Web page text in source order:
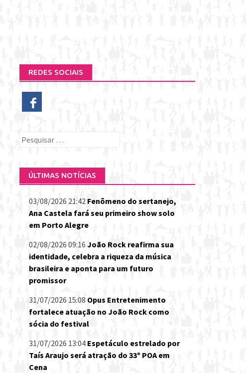
REDES SOCIAIS
Pesquisar
ÚLTIMAS NOTÍCIAS
03/08/2026 21:42 Fenômeno do sertanejo,
Ana Castela fará seu primeiro show solo
em Porto Alegre
02/08/2026 09:16 João Rock reafirma sua
identidade, celebra a riqueza da música
brasileira e aponta para um futuro
promissor
31/07/2026 15:08 Opus Entretenimento
fortalece atuação no João Rock como
sócia do festival
31/07/2026 13:04 Espetáculo estrelado por
Taís Araujo será atração do 33º POA em
Cena